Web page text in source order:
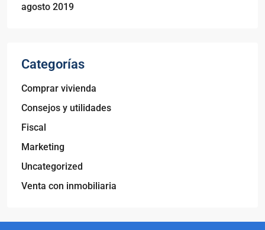
agosto 2019
Categorías
Comprar vivienda
Consejos y utilidades
Fiscal
Marketing
Uncategorized
Venta con inmobiliaria